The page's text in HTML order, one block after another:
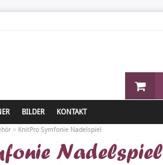
BILDER KONTAKT
» KnitPro Symfonie Nadelspiel
Nadelspiel